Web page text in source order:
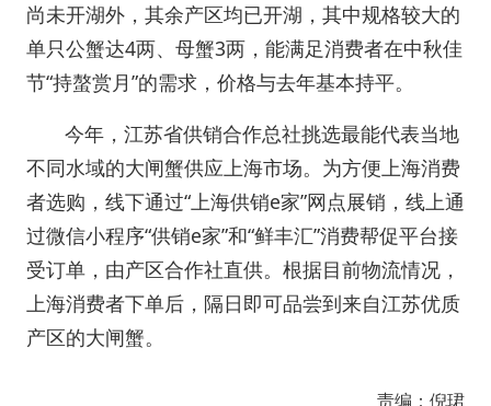
尚未开湖外，其余产区均已开湖，其中规格较大的
单只公蟹达4两、母蟹3两，能满足消费者在中秋佳
节“持螯赏月”的需求，价格与去年基本持平。
今年，江苏省供销合作总社挑选最能代表当地
不同水域的大闸蟹供应上海市场。为方便上海消费
者选购，线下通过“上海供销e家”网点展销，线上通
过微信小程序“供销e家”和“鲜丰汇”消费帮促平台接
受订单，由产区合作社直供。根据目前物流情况，
上海消费者下单后，隔日即可品尝到来自江苏优质
产区的大闸蟹。
责编：倪珺